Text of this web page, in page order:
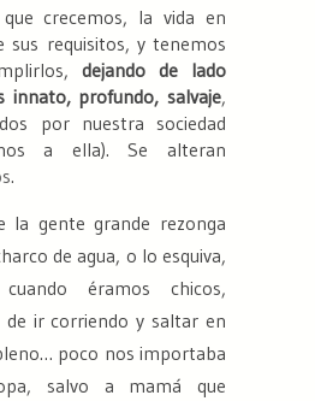
crecemos, la vida en
sus requisitos, y tenemos
dejando de lado
innato, profundo, salvaje,
por nuestra sociedad
a ella). Se alteran
.
la gente grande rezonga
de agua, o lo esquiva,
éramos chicos,
de ir corriendo y saltar en
poco nos importaba
salvo a mamá que